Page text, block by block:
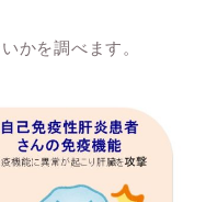
かを調べます。